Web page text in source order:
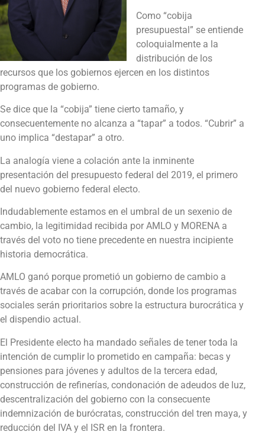
Como “cobija
presupuestal” se entiende
coloquialmente a la
distribución de los
recursos que los gobiernos ejercen en los distintos
programas de gobierno.
Se dice que la “cobija” tiene cierto tamaño, y
consecuentemente no alcanza a “tapar” a todos. “Cubrir” a
uno implica “destapar” a otro.
La analogía viene a colación ante la inminente
presentación del presupuesto federal del 2019, el primero
del nuevo gobierno federal electo.
Indudablemente estamos en el umbral de un sexenio de
cambio, la legitimidad recibida por AMLO y MORENA a
través del voto no tiene precedente en nuestra incipiente
historia democrática.
AMLO ganó porque prometió un gobierno de cambio a
través de acabar con la corrupción, donde los programas
sociales serán prioritarios sobre la estructura burocrática y
el dispendio actual.
El Presidente electo ha mandado señales de tener toda la
intención de cumplir lo prometido en campaña: becas y
pensiones para jóvenes y adultos de la tercera edad,
construcción de refinerías, condonación de adeudos de luz,
descentralización del gobierno con la consecuente
indemnización de burócratas, construcción del tren maya, y
reducción del IVA y el ISR en la frontera.